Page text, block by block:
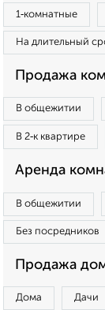
1‑комнатные
На длительный
Продажа
В общежитии
В 2‑к квартире
Аренда
В общежитии
Без посредников
Продажа
Дома Дачи